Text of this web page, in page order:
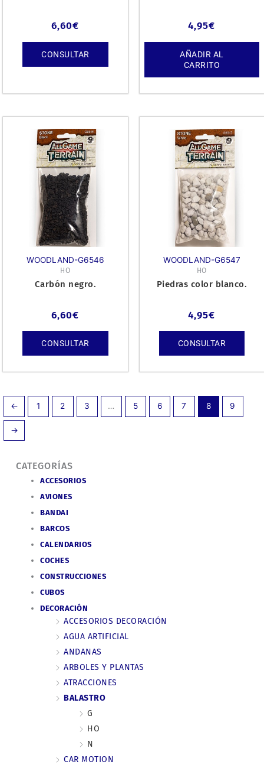
CATEGORÍAS
ACCESORIOS
AVIONES
BANDAI
BARCOS
CALENDARIOS
COCHES
CONSTRUCCIONES
CUBOS
DECORACIÓN
ACCESORIOS DECORACIÓN
AGUA ARTIFICIAL
ANDANAS
ARBOLES Y PLANTAS
ATRACCIONES
BALASTRO
G
HO
N
CAR MOTION
6,60€
CONSULTAR
4,95€
AÑADIR AL
CARRITO
WOODLAND-G6546
HO
Carbón negro.
6,60€
CONSULTAR
WOODLAND-G6547
HO
Piedras color blanco.
4,95€
CONSULTAR
← 1 2 3 … 5 6 7 8 9
→